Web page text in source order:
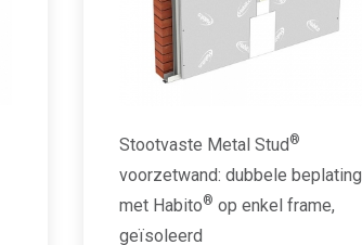
Stootvaste Metal Stud®
voorzetwand: dubbele beplating
met Habito® op enkel frame,
geïsoleerd